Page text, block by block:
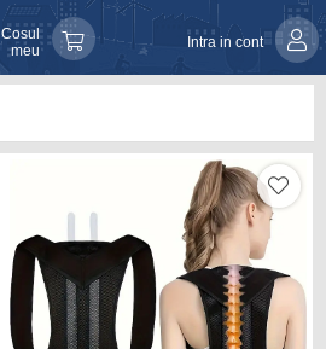
Cosul
meu
Intra in cont